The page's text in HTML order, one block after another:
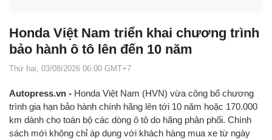
Honda Việt Nam triển khai chương trình
bảo hành ô tô lên đến 10 năm
Thứ hai, 03/08/2026 06:00 GMT+7
Autopress.vn - Honda Việt Nam (HVN) vừa công bố chương
trình gia hạn bảo hành chính hãng lên tới 10 năm hoặc 170.000
km dành cho toàn bộ các dòng ô tô do hãng phân phối. Chính
sách mới không chỉ áp dụng với khách hàng mua xe từ ngày